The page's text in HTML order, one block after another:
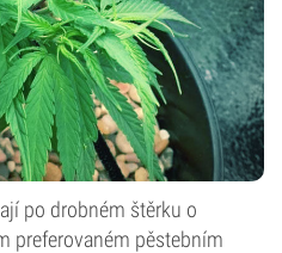
po drobném štěrku o
preferovaném pěstebním